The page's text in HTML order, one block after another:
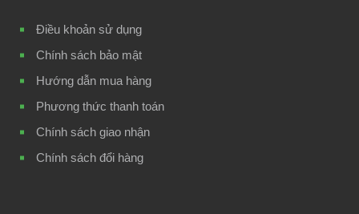
Điều khoản sử dụng
Chính sách bảo mật
Hướng dẫn mua hàng
Phương thức thanh toán
Chính sách giao nhận
Chính sách đổi hàng